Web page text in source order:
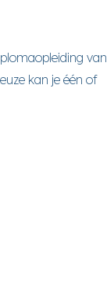
van
kan je één of